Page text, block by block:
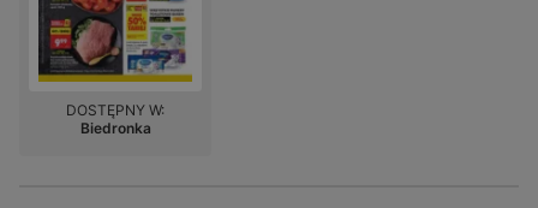
DOSTĘPNY W:
Biedronka